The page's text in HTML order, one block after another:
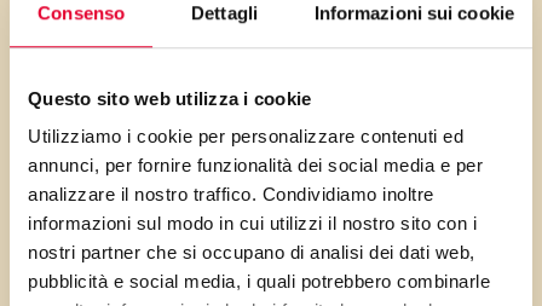
Consenso Dettagli Informazioni sui cookie
Questo sito web utilizza i cookie
Utilizziamo i cookie per personalizzare contenuti ed
annunci, per fornire funzionalità dei social media e per
analizzare il nostro traffico. Condividiamo inoltre
informazioni sul modo in cui utilizzi il nostro sito con i
nostri partner che si occupano di analisi dei dati web,
pubblicità e social media, i quali potrebbero combinarle
una torta “del cuore” a tutti gli
antocianine, piccole molecole
dalle numerose proprietà
benefiche per la salute che
ritroviamo nei lamponi e in tutti i
frutti rosso-viola.